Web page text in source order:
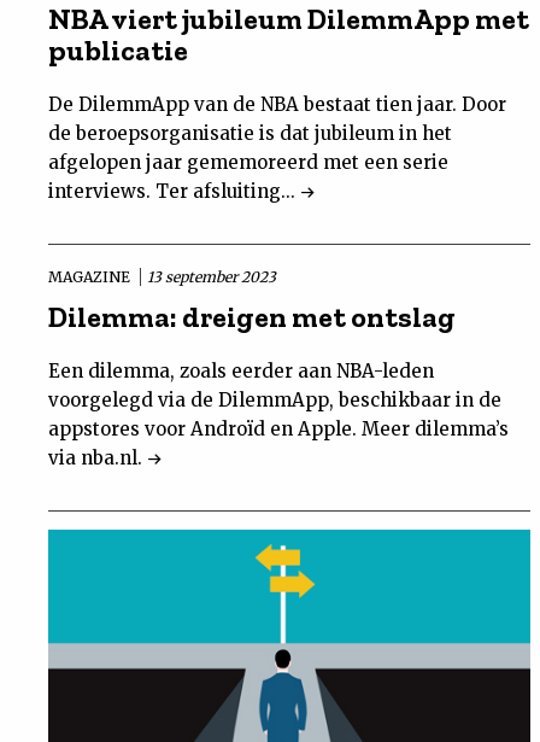
NBA viert jubileum DilemmApp met
publicatie
De DilemmApp van de NBA bestaat tien jaar. Door
de beroepsorganisatie is dat jubileum in het
afgelopen jaar gememoreerd met een serie
interviews. Ter afsluiting...
MAGAZINE 13 september 2023
Dilemma: dreigen met ontslag
Een dilemma, zoals eerder aan NBA-leden
voorgelegd via de DilemmApp, beschikbaar in de
appstores voor Androïd en Apple. Meer dilemma’s
via nba.nl.